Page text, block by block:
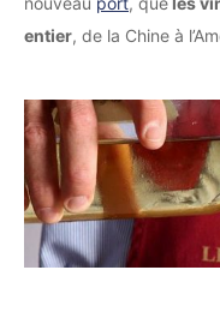
entier, de la Chine à